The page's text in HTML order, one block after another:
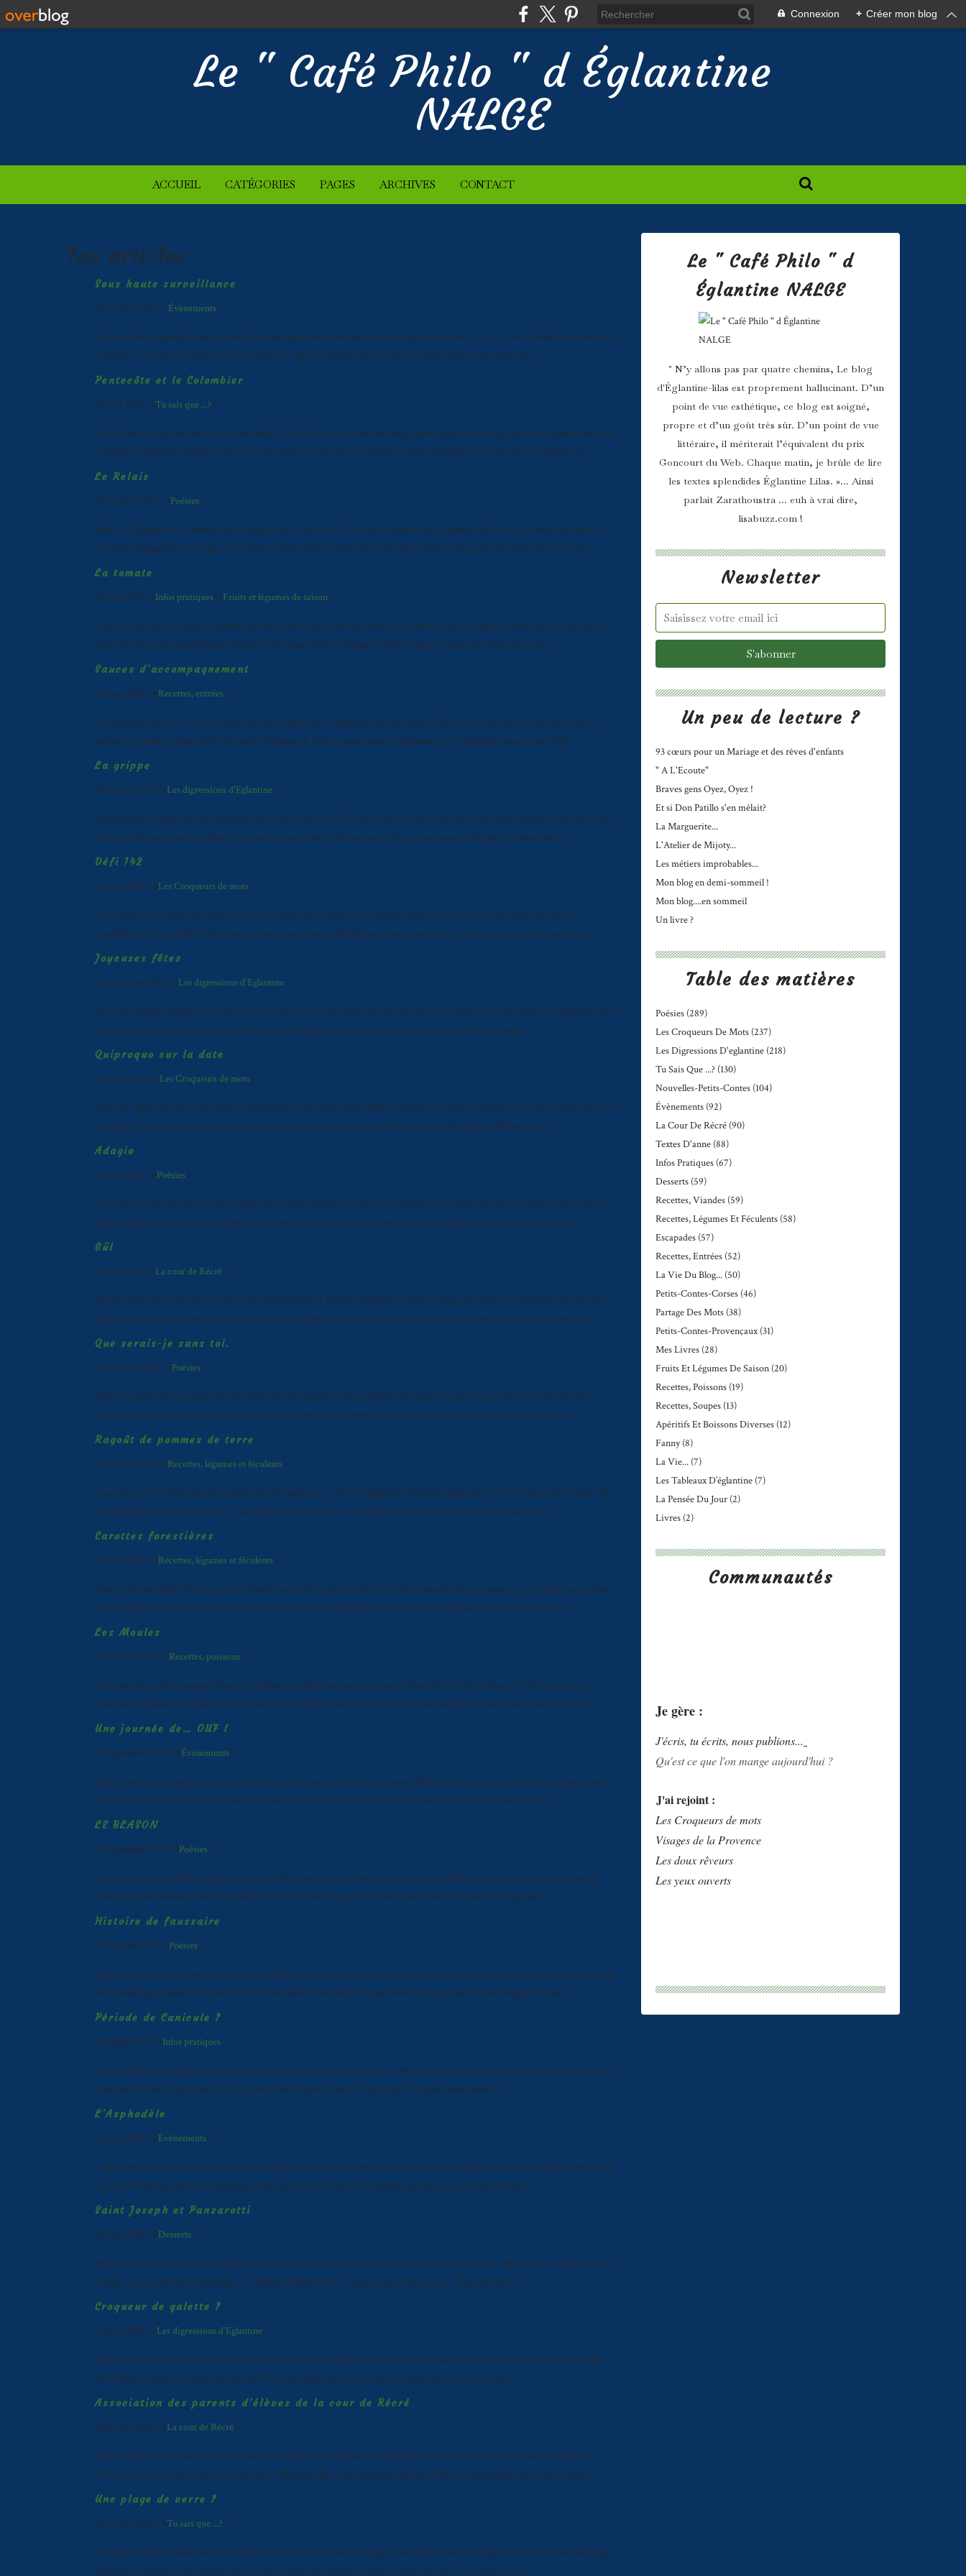
Connexion + Créer mon blog
Le " Café Philo " d Églantine
NALGE
ACCUEIL CATÉGORIES PAGES ARCHIVES CONTACT
Top articles
Sous haute surveillance
31 octobre 2015 ( #Évènements )
Le Lutin bleu se grattait la tête, bientôt, il n'aurait plus aucun cheveu sous son capuchon pointu. - Et si... - Oui ? Quelle est la question ?
- Eh bien... je ne sais pas trop par où commencer. - Par le commencement, voyons ! Tout chemin commence par...
Pentecôte et le Colombier
20 mai 2018 ( #Tu sais que ...? )
Oui il bien vrai que cet article a déjà été publié ! En 2016 ici avec la recette: http://mere-grand.over-blog.com/article-pentecote-et-le-
colombier-123849565.html En 2017 avec une vidéo qui remonte à la surface en 2018 ! Cependant avouez que pour Pentecôte,...
Le Relais
20 octobre 2016 ( #Poésies )
Photo : B. Monginoux / www.photo-paysage.com (cc by-nc-nd). Le jeudi en poésie des Croqueurs de Mots, à la commande pour la
croisière : Durgalola. En voyage, on s’arrête, on descend de voiture ;Puis entre deux maisons on passe à l’aventure,Des chevaux,...
La tomate
23 juin 2019 ( #Infos pratiques, #Fruits et légumes de saison )
Dans le jardin de mon père, la tomate était très souvent de forme biscornue. Sa couleur rouge était parfois zébrée de vert tant que la
maturité n’était pas complètement atteinte. Une bonne odeur se dégageait d’elle lorsque on la prenait dans nos mains,...
Sauces d’accompagnement
14 mars 2016 ( #Recettes, entrées )
à consommer sans sel …ou avec, pour ceux qui le peuvent. Vinaigrette asiatique Huile d’olive, ail, jus de citron, coriandre fraiche
hachée ou ciselée et gingembre frais haché. Mélanger le tout et assaisonner des légumes crus. Vinaigrette marocaine Huile...
La grippe
04 février 2015 ( #Les digressions d'Eglantine )
Pratiquement chaque jour aux informations de treize heures, TF1, (parce que c’est sur cette chaine que nous regardons les infos, mais
c’est peut-être tout comme ailleurs) nous montre une carte de France qui a viré au rouge pour souligner la contamination...
Défi 142
05 avril 2015 ( #Les Croqueurs de mots )
L'eau de là ou l'au delà ? Au diable l'avarice pourquoi se contenter d'une photo lorsqu'on en a deux ! A disjoncter faisons le
complètement ! L’au-delà Voilà un long moment que j’essayai d’expliquer qu’au moment où la voiture est venue s’encastrer dans...
Joyeuses fêtes
23 décembre 2015 ( #Les digressions d'Eglantine )
J'écris les quelques lignes qui suivent avec le sourire et je souhaite qu'elles soient lues en y voyant un peu de l'humour d'Eglantine, car il
faut toujours voir les évéments par le bon côté de la lorgnette quand on peut. Lorsqu'on fait le dernier voyage,...
Quiproquo sur la date
07 mars 2016 ( #Les Croqueurs de mots )
Une très vague parodie d'une chanson de Brassens ...mais très vague ! Défi 161 Jeanne à la barre J'ai Rendez-vous Avec Vous Mais je ne
sais plus si c’est Pour aujourd’hui Ou hier Que j’ai rendez-vous avec vous Oh mon dieu, quelle misère ! Monseigneur...
Adagio
01 avril 2015 ( #Poésies )
Le jeudi en poésie des Croqueurs de Mots, notre amie Lenaïg au poste de commande La rue était déserte et donnait sur les champs.
Quand j’allais voir l’été les beaux soleils couchants Avec le rêve aimé qui partout m’accompagne, Je la suivais toujours pour...
Gül
27 mai 2015 ( #La cour de Récré )
Parodie d'une chanson pour la cour de récréation Récré de M'Âme JB Il était un petit homme, pirouette, cacahouète Il était un petit
homme qui avait une drôle de prénom, Qui avait un drôle de prénom Gül à dit la maitresse, pirouette, cacahou ète Le premier...
Que serais-je sans toi.
08 octobre 2020 ( #Poésies )
Jeudi en poésie des Croqueurs de Mots Martine à la manoeuvre de la goélette Que serais-je sans toi qui vins à ma rencontre Que
serais-je sans toi qu'un coeur au bois dormant Que cette heure arrêtée au cadran de la montre Que serais-je sans toi que ce...
Ragoût de pommes de terre
30 janvier 2010 ( #Recettes, légumes et féculents )
A ma façon... Les choses les plus simples sont les meilleures... dicton d'Eglantine Durée de préparation : 15 mn Temps de cuisson : 35
mn Ingrédients pour 4 personnes : - 1kg 500 de pommes de terre - Un oignon - Un peu d'huile olive ou graisse d’oie -...
Carottes forestières
15 mars 2015 ( #Recettes, légumes et féculents )
Source internet: http://www.jacques-briant.fr/accueil-bis...photo enlevée à la 1ere demande de son auteur ...avec regret Les recettes
un peu oubliées… Pour 4 personnes 1kg de carottes250 g de champignons de Paris, frais1 échalote30/40 g de beurre½ litre...
Les Moules
15 octobre 2014 ( #Recettes, poissons )
Une autre façon de les manger. Beurre 3 échalotes hachées finement 1 gousse d’ail hachée 20 cl de vin blanc 7 à 800 g de petites
pommes épluchées et coupées en 4 1 tomate mure coupée en petits cubes 1 kg de moules de Bulot, lavées et nettoyées 1 poireau...
Une journée de… OUF !
29 septembre 2019 ( #Évènements )
Que j’ai envie de partager avec vous. C’est bien comme ça que dit notre jeunesse ? Mais Ouf j’en ai marre, ou Ouf c’est super génial ?
Le mari qui est toujours à la traine depuis 83 ans…oui IL ne peut rien y faire, je suis née deux mois avant lui, sourire...
LE BLASON
13 septembre 2019 ( #Poésies )
Avec retard, j’ai lu le défi proposé par Jeanne et découvert ainsi le « blason » du moins une définition que je ne connaissais pas ! Je
n’étais pas spécialement prête à reprendre déjà la route des Croqueurs, je me donnais encore un peu de temps, mais...
Histoire de faussaire
17 octobre 2019 ( #Poésies )
Jeudi en poésie des Croqueurs de mots avec Jill Se découpant sur champ d'azur La ferme était fausse bien sûr, Et le chaume servant de
toit Synthétique comme il se doit. Au bout d'une allée de faux buis, On apercevait un faux puits Du fond duquel la vérité...
Période de Canicule ?
04 juillet 2019 ( #Infos pratiques )
Certes, difficile de prétendre le contraire pour une grande partie de la France. Alors que fait-on dans un cas pareil ? On s’intéresse aux
climatiseurs fixes ou mobiles, et il y en a pour tous les goûts, à tous les prix aussi ! De plus, cette année ne...
L'Asphodèle
22 avril 2019 ( #Évènements )
- Eglantine qu'est-ce qui t'arrive ? pour la première fois depuis la création du blog tu n'as pas souhaité de Joyeuses Pâques à tes amies?
- Je ne sais Mère-grand un p'tit passage à vide...mais ça va revenir ne t'inquiète pas trop , la preuve en ce lundi...
Saint Joseph et Panzarotti
19 mars 2019 ( #Desserts )
Fête et tradition ! 20 minutes de préparation, 1 heure pour que la pâte repose, 4 à 5 minutes par friture. - 100 g de riz - 300 g de farine -
4 œufs - 20 g de levure du boulanger - 1 cuillerée d’huile d’olive - 1 petit verre d’eau-de-vie, - Zeste de citron...
Croqueur de galette ?
11 mars 2019 ( #Les digressions d'Eglantine )
Juste une tasse de café…à dosette, le petit dej’ se fera plus tard, parfois très tard…dans la matinée avec le rituel des petits cachets qui
font tellement plaisir au cardio qui me suit. Ne nous plaignons pas, il n’y en a pas tant que ça, il y a bien pire....
Association des parents d’élèves de la cour de Récré
20 février 2019 ( #La cour de Récré )
Dans le thème des Journées du Patrimoine 2016, "Patrimoine religieux et philosophique", découvrez notre capsule sur l'Abbaye
d'Orval. Orval à la cour de Récré ce mercredi ! Maîtresse Jill, nous dénommés parents d’élèves, responsables envers nos enfants,...
Une plage de verre ?
06 février 2019 ( #Tu sais que ...? )
Une plage insolite ! Glass Beach, en Californie, se trouve près de Fort Bragg . Les habitants de Fort Bragg, faute d'avoir une décharge
publique, ont pendant des années, déversé dans l’océan des déchets de toutes sortes. En 1967 il y a été mis fin et...
Newsletter
Table des matières
Poésies (289)
Les Croqueurs De Mots (237)
Les Digressions D'eglantine (218)
Tu Sais Que ...? (130)
Nouvelles-Petits-Contes (104)
Évènements (92)
La Cour De Récré (90)
Textes D'anne (88)
Infos Pratiques (67)
Desserts (59)
Recettes, Viandes (59)
Recettes, Légumes Et Féculents (58)
Escapades (57)
Recettes, Entrées (52)
La Vie Du Blog... (50)
Petits-Contes-Corses (46)
Partage Des Mots (38)
Petits-Contes-Provençaux(31)
Mes Livres (28)
Fruits Et Légumes De Saison (20)
Recettes, Poissons (19)
Recettes, Soupes (13)
Apéritifs Et Boissons Diverses (12)
Fanny(8)
La Vie... (7)
Les Tableaux D’églantine (7)
La Pensée Du Jour (2)
Livres (2)
Un peu de lecture ?
93 cœurs pour un Mariage et des rêves d'enfants
" A L'Ecoute"
Braves gens Oyez, Oyez !
Et si Don Patillo s'en mêlait?
La Marguerite...
L'Atelier de Mijoty...
Les métiers improbables...
Mon blog en demi-sommeil !
Mon blog....en sommeil
Un livre ?
Le " Café Philo " d
Églantine NALGE
" N’y allons pas par quatre chemins, Le blog
d'Églantine-lilas est proprement hallucinant. D’un
point de vue esthétique, ce blog est soigné,
propre et d’un goût très sûr. D’un point de vue
littéraire, il mériterait l’équivalent du prix
Goncourt du Web. Chaque matin, je brûle de lire
les textes splendides Églantine Lilas. »... Ainsi
parlait Zarathoustra ... euh à vrai dire,
lisabuzz.com !
Communautés
Je gère :
J'écris, tu écrits, nous publions...
Qu'est ce que l'on mange aujourd'hui ?
J'ai rejoint :
Les Croqueurs de mots
Visages de la Provence
Les doux rêveurs
Les yeux ouverts